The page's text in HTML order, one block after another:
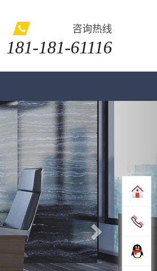
咨询热线
181-181-61116